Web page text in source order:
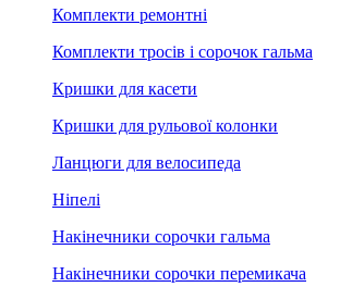
Комплекти ремонтні
Комплекти тросів і сорочок гальма
Кришки для касети
Кришки для рульової колонки
Ланцюги для велосипеда
Ніпелі
Накінечники сорочки гальма
Накінечники сорочки перемикача